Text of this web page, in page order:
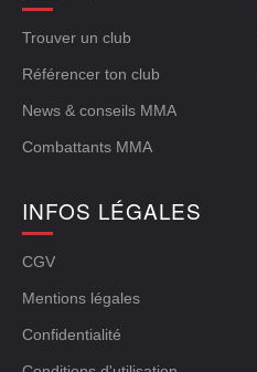
Trouver un club
Référencer ton club
News & conseils MMA
Combattants MMA
INFOS LÉGALES
CGV
Mentions légales
Confidentialité